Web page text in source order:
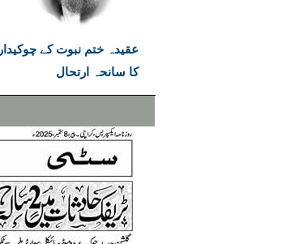
عقیدہ ختم نبوت کے چوکیدار
کا سانحہ ارتحال